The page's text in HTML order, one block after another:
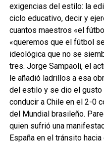
exigencias del estilo: la
ciclo educativo, decir y
cuantos maestros «el
«queremos que el fútbol
ideológica que no se
tres. Jorge Sampaoli, el
le añadió ladrillos a esa
del estilo y se dio el
conducir a Chile en el 2-0
del Mundial brasileño.
quien sufrió una
España en el tránsito